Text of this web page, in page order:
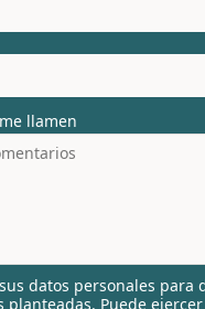
llamen
datos personales para
planteadas. Puede